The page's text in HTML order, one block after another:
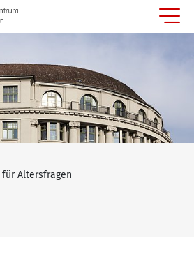
Altersfragen